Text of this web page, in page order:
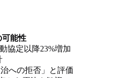
可能性
協定以降23%増加
への拒否」と評価